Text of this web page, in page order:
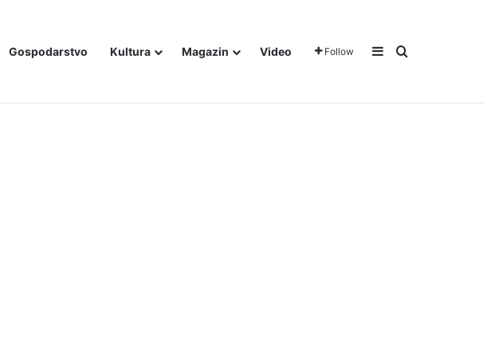
Gospodarstvo Kultura Magazin Video Follow Sidebar
Traži